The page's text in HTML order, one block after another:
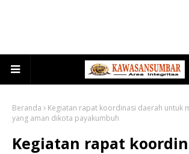
Beranda
Kegiatan rapat koordinasi daerah untuk
yang aman dikota payakumbuh
Kegiatan rapat